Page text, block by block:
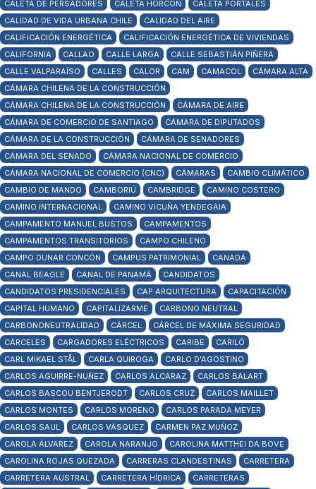
CALETA DE PERSADORES CALETA HORCÓN
CALETA PORTALES
CALIDAD DE VIDA URBANA CHILE
CALIDAD DEL AIRE
CALIFICACIÓN ENERGÉTICA
CALIFICACIÓN ENERGÉTICA DE VIVIENDAS
CALIFORNIA
CALLAO CALLE LARGA
CALLE SEBASTIÁN PIÑERA
CALLE VALPARAÍSO
CALLES CALOR CAM CAMACOL
CÁMARA ALTA
CÁMARA CHILENA DE LA CONSTRUCCIÓN
CÁMARA CHILENA DE LA CONSTRUCCIÓN
CÁMARA DE AIRE
CÁMARA DE COMERCIO DE SANTIAGO
CÁMARA DE DIPUTADOS
CÁMARA DE LA CONSTRUCCIÓN
CÁMARA DE SENADORES
CÁMARA DEL SENADO
CÁMARA NACIONAL DE COMERCIO
CÁMARA NACIONAL DE COMERCIO (CNC)
CÁMARAS
CAMBIO CLIMÁTICO
CAMBIO DE MANDO
CAMBORIÚ CAMBRIDGE
CAMINO COSTERO
CAMINO INTERNACIONAL
CAMINO VICUÑA YENDEGAIA
CAMPAMENTO MANUEL BUSTOS
CAMPAMENTOS
CAMPAMENTOS TRANSITORIOS
CAMPO CHILENO
CAMPO DUNAR CONCÓN
CAMPUS PATRIMONIAL
CANADÁ
CANAL BEAGLE
CANAL DE PANAMÁ
CANDIDATOS
CANDIDATOS PRESIDENCIALES
CAP ARQUITECTURA
CAPACITACIÓN
CAPITAL HUMANO
CAPITALIZARME
CARBONO NEUTRAL
CARBONONEUTRALIDAD
CÁRCEL
CÁRCEL DE MÁXIMA SEGURIDAD
CÁRCELES
CARGADORES ELÉCTRICOS CARIBE
CARILÓ
CARL MIKAEL STÅL
CARLA QUIROGA
CARLO D'AGOSTINO
CARLOS AGUIRRE-NUÑEZ
CARLOS ALCARAZ
CARLOS BALART
CARLOS BASCOU BENTJERODT
CARLOS CRUZ
CARLOS MAILLET
CARLOS MONTES
CARLOS MORENO
CARLOS PARADA MEYER
CARLOS SAUL
CARLOS VÁSQUEZ
CARMEN PAZ MUÑOZ
CAROLA ÁLVAREZ
CAROLA NARANJO
CAROLINA MATTHEI DA BOVE
CAROLINA ROJAS QUEZADA
CARRERAS CLANDESTINAS
CARRETERA
CARRETERA AUSTRAL
CARRETERA HÍDRICA
CARRETERAS